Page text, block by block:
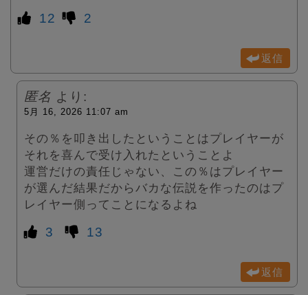
12 2
返信
匿名 より:
5月 16, 2026 11:07 am
その％を叩き出したということはプレイヤーが
それを喜んで受け入れたということよ
運営だけの責任じゃない、この％はプレイヤー
が選んだ結果だからバカな伝説を作ったのはプ
レイヤー側ってことになるよね
3 13
返信